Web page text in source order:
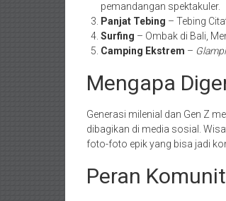
pemandangan spektakuler.
Panjat Tebing – Tebing
Surfing – Ombak di Bali,
Camping Ekstrem –
Mengapa
Generasi milenial dan Gen Z
dibagikan di media sosial.
foto-foto epik yang bisa jadi
Peran